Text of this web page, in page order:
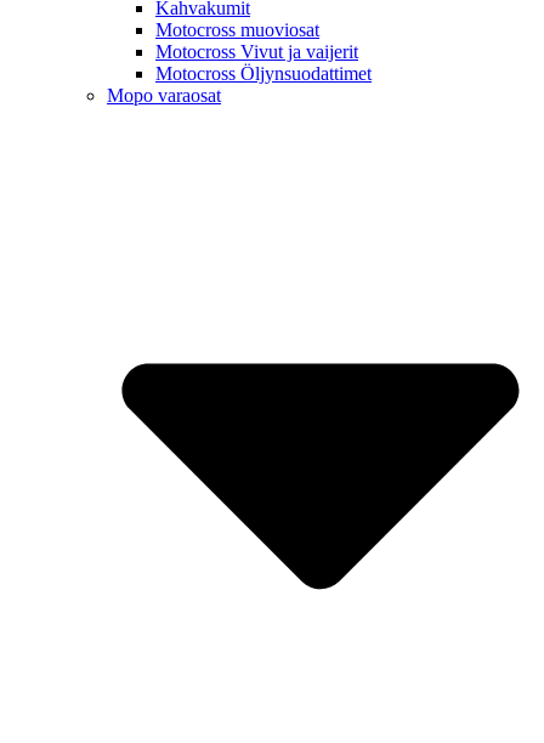
Kahvakumit
Motocross muoviosat
Motocross Vivut ja vaijerit
Motocross Öljynsuodattimet
Mopo varaosat